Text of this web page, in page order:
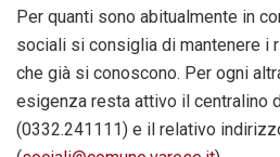
Per quanti sono abitualmente in
sociali si consiglia di mantenere i
che già si conoscono. Per ogni
esigenza resta attivo il centralino
(0332.241111) e il relativo